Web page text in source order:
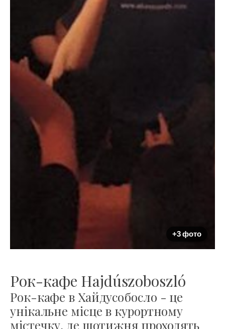
+3 фото
Рок-кафе Hajdúszoboszló
Рок-кафе в Хайдусобосло - це
унікальне місце в курортному
містечку, де щотижня проходять